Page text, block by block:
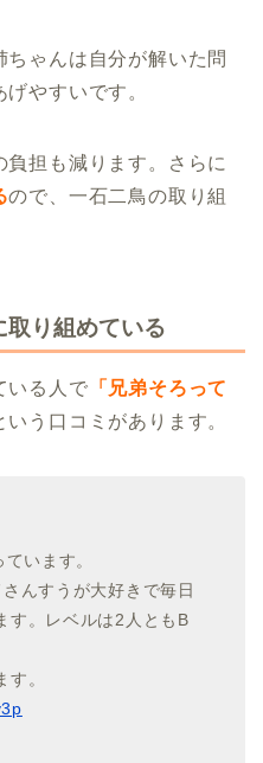
ちゃんは自分が解いた問
やすいです。
負担も減ります。さらに
ので、一石二鳥の取り組
取り組めている
いる人で 「兄弟そろって
いう口コミがあります。
います。
んすうが大好きで毎日
す。レベルは2人ともB
。